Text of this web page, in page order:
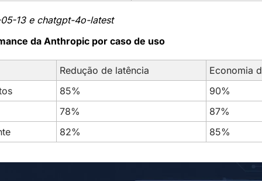
13 e chatgpt-4o-latest
da Anthropic por caso de uso
Redução de latência
Economia
85%
90%
78%
87%
82% 85%